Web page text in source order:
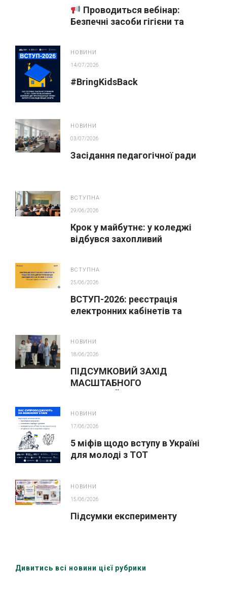
Проводиться вебінар:
Безпечні засоби гігієни та
НОВИНИ
14/07/2026
#BringKidsBack
НОВИНИ
03/07/2026
Засідання педагогічної ради
ВСТУПНА
29/06/2026
Крок у майбутнє: у коледжі
відбувся захопливий
ВСТУПНА
25/06/2026
ВСТУП-2026: реєстрація
електронних кабінетів та
НОВИНИ
18/06/2026
ПІДСУМКОВИЙ ЗАХІД
МАСШТАБНОГО
НОВИНИ
17/06/2026
5 міфів щодо вступу в Україні
для молоді з ТОТ
НОВИНИ
15/06/2026
Підсумки експерименту
Дивитись всі новини цієї рубрики